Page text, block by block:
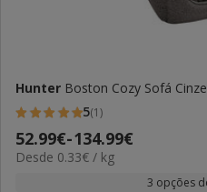
Hunter Boston Cozy Sofá
5
estrelas
com
5(1)
Preço
de
52.99€-134.99€
0.33€
Desde 0.33€ / kg
3 opções